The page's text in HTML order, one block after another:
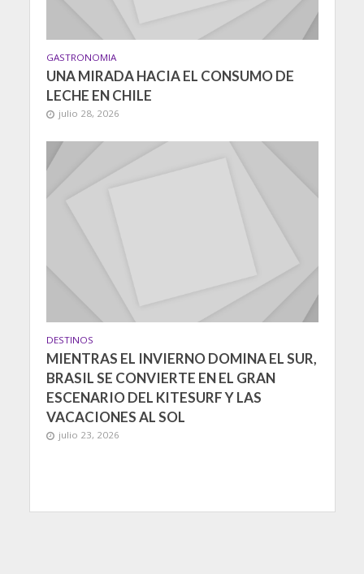
GASTRONOMIA
UNA MIRADA HACIA EL CONSUMO DE
LECHE EN CHILE
julio 28, 2026
DESTINOS
MIENTRAS EL INVIERNO DOMINA EL SUR,
BRASIL SE CONVIERTE EN EL GRAN
ESCENARIO DEL KITESURF Y LAS
VACACIONES AL SOL
julio 23, 2026